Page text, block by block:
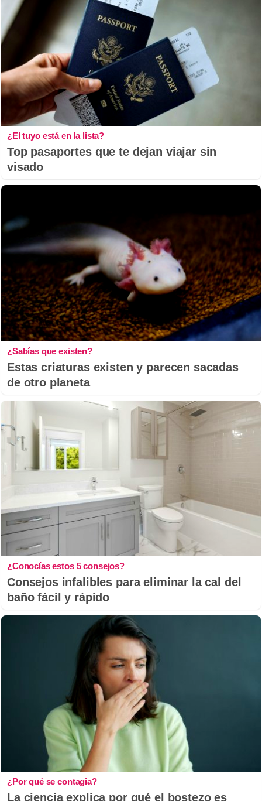
¿El tuyo está en la lista?
Top pasaportes que te dejan viajar sin
visado
¿Sabías que existen?
Estas criaturas existen y parecen sacadas
de otro planeta
¿Conocías estos 5 consejos?
Consejos infalibles para eliminar la cal del
baño fácil y rápido
¿Por qué se contagia?
La ciencia explica por qué el bostezo es